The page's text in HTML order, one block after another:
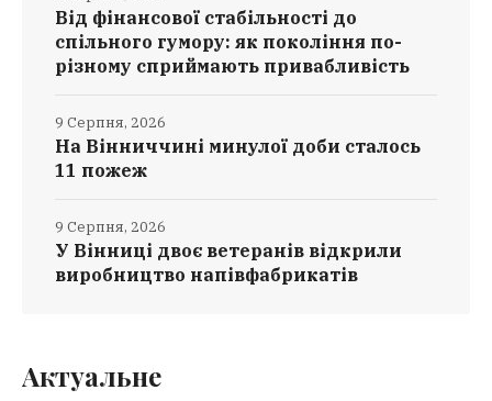
Від фінансової стабільності до
спільного гумору: як покоління по-
різному сприймають привабливість
На Вінниччині минулої доби сталось
11 пожеж
9 Серпня, 2026
У Вінниці двоє ветеранів відкрили
виробництво напівфабрикатів
9 Серпня, 2026
Актуальне